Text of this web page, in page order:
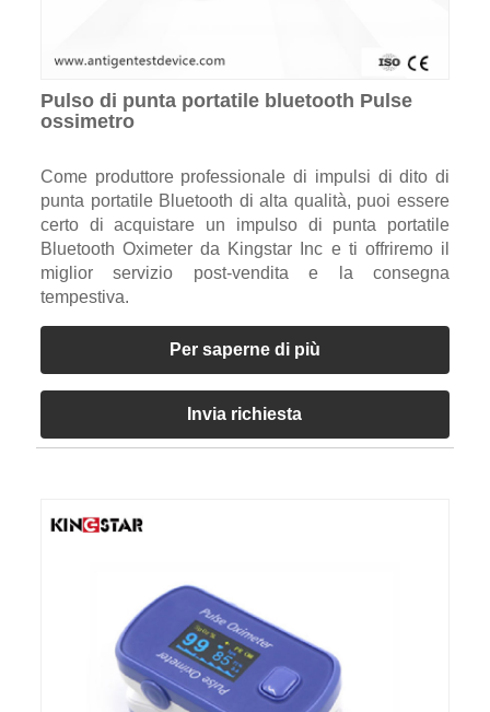
Pulso di punta portatile bluetooth Pulse
ossimetro
Come produttore professionale di impulsi di dito di
punta portatile Bluetooth di alta qualità, puoi essere
certo di acquistare un impulso di punta portatile
Bluetooth Oximeter da Kingstar Inc e ti offriremo il
miglior servizio post-vendita e la consegna
tempestiva.
Per saperne di più
Invia richiesta